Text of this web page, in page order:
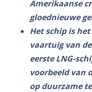
Amerikaanse
gloednieuwe
Het schip is
vaartuig van
eerste LNG-
voorbeeld van
op duurzame